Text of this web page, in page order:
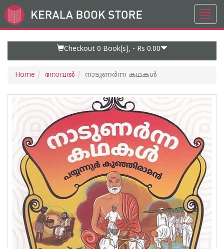
Go
to
Checkout 0 Book(s), - Rs 0.00
Home നോവല്‍ നാടുണർന്ന കഥകൾ